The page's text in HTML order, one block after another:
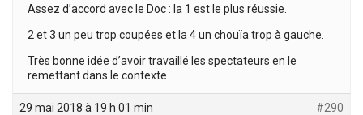
Assez d’accord avec le Doc : la 1 est le plus réussie.
2 et 3 un peu trop coupées et la 4 un chouïa trop à gauche.
Très bonne idée d’avoir travaillé les spectateurs en le
remettant dans le contexte.
29 mai 2018 à 19 h 01 min #290